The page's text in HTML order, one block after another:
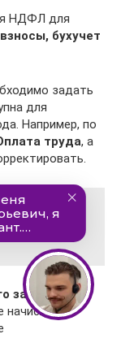
НДФЛ для
бухучет
задать
для
Например, по
труда, а
в 2021
заработка и
начисления